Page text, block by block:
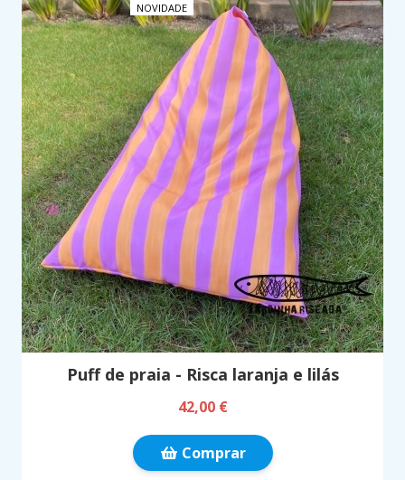
NOVIDADE
Puff de praia - Risca laranja e lilás
42,00 €
Comprar